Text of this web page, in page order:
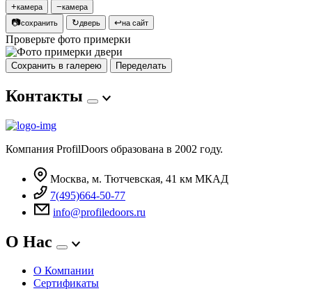
+камера −камера
📷сохранить ↻дверь ↩на сайт
Проверьте фото примерки
Сохранить в галерею Переделать
Контакты
Компания ProfilDoors образована в 2002 году.
Москва, м. Тютчевская, 41 км МКАД
7(495)664-50-77
info@profiledoors.ru
О Нас
О Компании
Сертификаты